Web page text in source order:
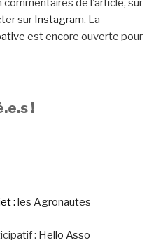
de l’article, sur
sur Instagram. La
est encore ouverte pour
!
:les Agronautes
: Hello Asso